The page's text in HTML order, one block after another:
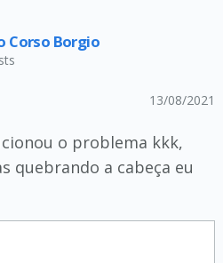
Corso Borgio
13/08/2021
o problema kkk,
quebrando a cabeça eu